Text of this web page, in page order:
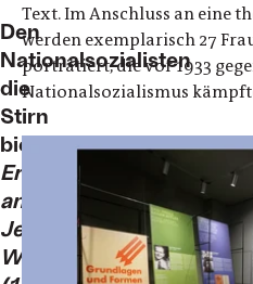
Den
Nationalsozialisten
die
Stirn
bieten
Erinnerung
an
Jeanette
Wolff
Text. Im Anschluss an eine
werden exemplarisch 27
porträtiert, die vor 1933
Nationalsozialismus